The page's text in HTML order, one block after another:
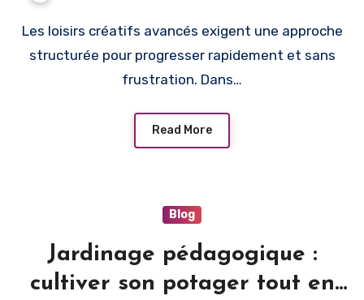
Les loisirs créatifs avancés exigent une approche
structurée pour progresser rapidement et sans
frustration. Dans…
Read More
Blog
Jardinage pédagogique :
cultiver son potager tout en